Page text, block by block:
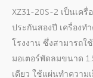
XZ31-20S-2 เป็นเครื่
ประกันสองปี เครื่องท
โรงงาน ซึ่งสามารถใ
มอเตอร์พัดลมขนาด
เดียว ใช้แผ่นทำควา